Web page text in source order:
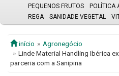
PEQUENOS FRUTOS
POLÍTICA
REGA
SANIDADE VEGETAL
início
Agronegócio
Linde Material Handling Ibérica
parceria com a Sanipina